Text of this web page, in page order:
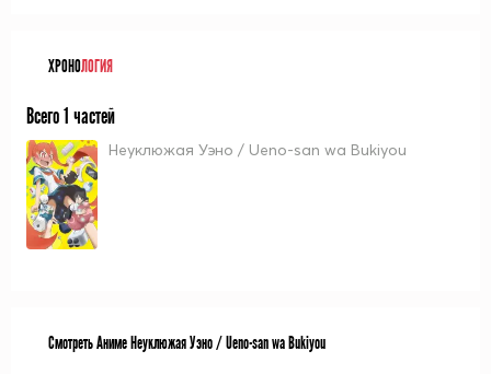
ХРОНОЛОГИЯ
Всего 1 частей
Неуклюжая Уэно / Ueno-san wa Bukiyou
Смотреть Аниме Неуклюжая Уэно / Ueno-san wa Bukiyou